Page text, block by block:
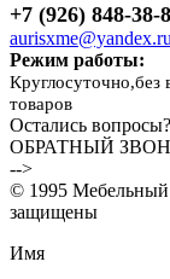
+7 (926) 848-
aurisxme@yandex.ru
Режим работы:
товаров
Остались вопросы?
ОБРАТНЫЙ
-->
© 1995 Мебельный
защищены
Имя